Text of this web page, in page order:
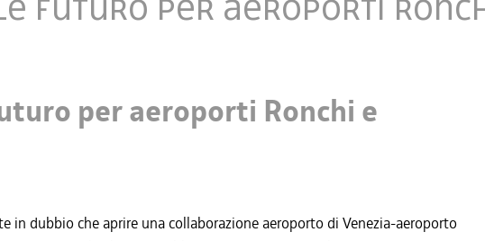
per aeroporti Ronchi e
in dubbio che aprire una collaborazione aeroporto di Venezia-aeroporto